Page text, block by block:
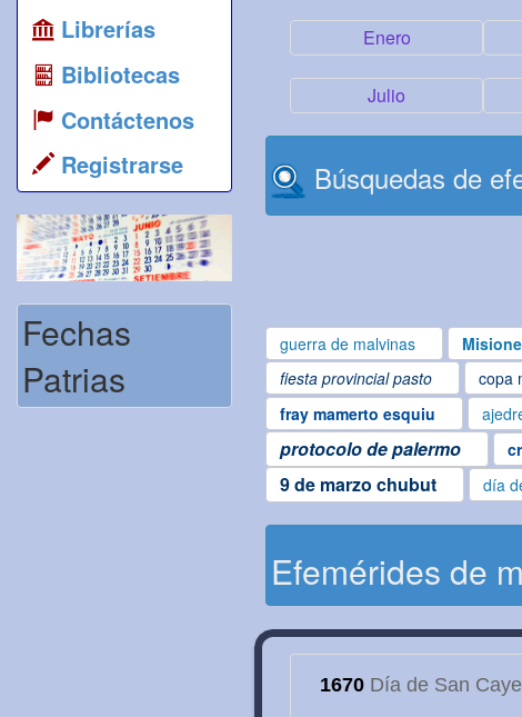
Librerías
Bibliotecas
Contáctenos
Registrarse
Fechas
Patrias
Enero
Julio
Búsquedas de
guerra de malvinas
fiesta provincial pasto
copa
fray mamerto esquiu
protocolo de palermo
9 de marzo chubut día
Efemérides de
1670 Día de San